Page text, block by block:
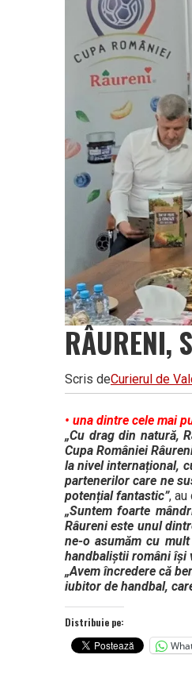
Vâlcea
RÂURENI,
Scris deCurierul de
• una dintre cele mai
„Cu drag din natură,
Cupa României
la nivel internațional,
partenerilor care ne
potențial fantastic”,
„Suntem foarte
Râureni este unul
ne-o asumăm cu
handbaliștii români își
„Avem încredere că
iubitor de handbal,
Distribuie pe: